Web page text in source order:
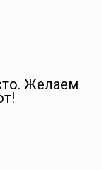
Желаем